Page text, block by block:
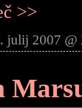
>>
julij 2007